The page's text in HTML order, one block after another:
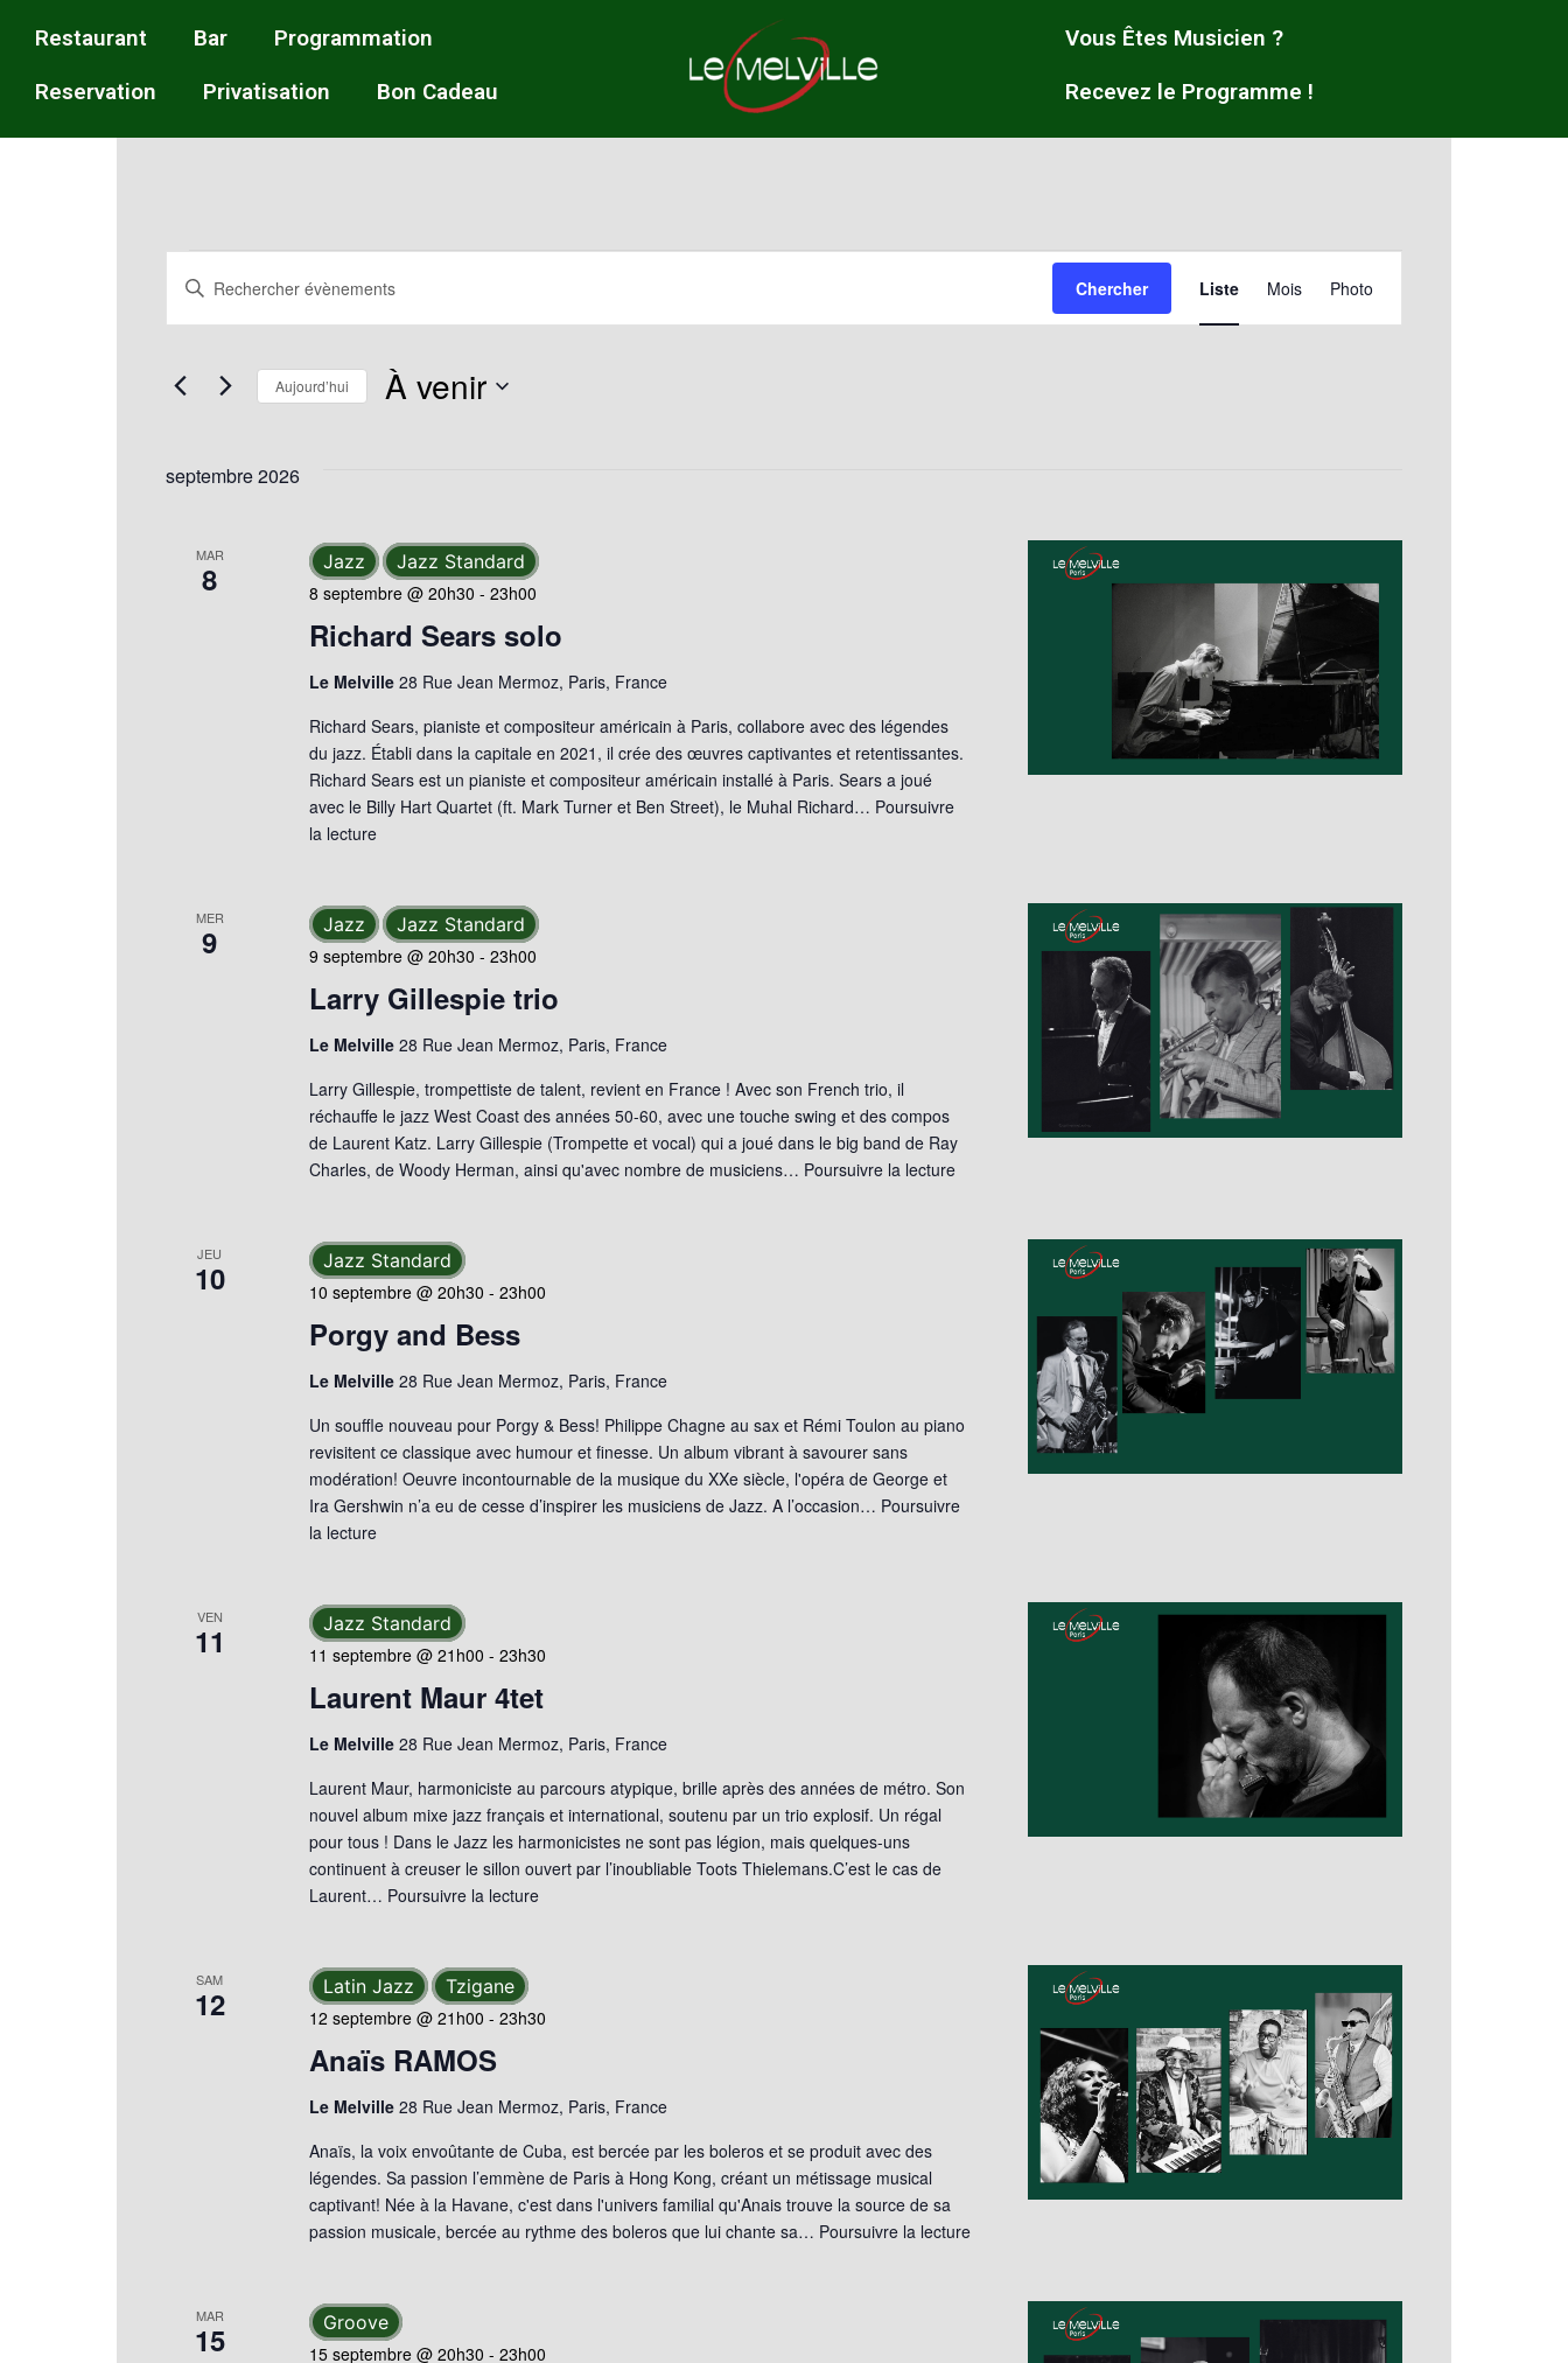
Restaurant Bar
Programmation
Reservation
Privatisation Bon Cadeau
Vous Êtes Musicien ?
Recevez le Programme !
Recherche
et
de
vues
Évènements
Saisir
Rechercher
mot-
Chercher
Navigation
de
Liste Mois Photo
Aujourd’hui À venir
septembre 2026
MAR
8
Richard Sears solo
8 septembre @ 20h30 -23h00
Jazz Jazz Standard
Le Melville28 Rue Jean Mermoz, Paris, France
Richard Sears, pianiste et compositeur américain à Paris, collabore avec des légendes
du jazz. Établi dans la capitale en 2021, il crée des œuvres captivantes et retentissantes.
Richard Sears est un pianiste et compositeur américain installé à Paris. Sears a joué
avec le Billy Hart Quartet (ft. Mark Turner et Ben Street), le Muhal Richard… Poursuivre
la lecture
MER
9
Larry Gillespie trio
9 septembre @ 20h30 -23h00
Jazz Jazz Standard
Le Melville28 Rue Jean Mermoz, Paris, France
Larry Gillespie, trompettiste de talent, revient en France ! Avec son French trio, il
réchauffe le jazz West Coast des années 50-60, avec une touche swing et des compos
de Laurent Katz. Larry Gillespie (Trompette et vocal) qui a joué dans le big band de Ray
Charles, de Woody Herman, ainsi qu'avec nombre de musiciens… Poursuivre la lecture
JEU
10
Porgy and Bess
10 septembre @ 20h30 -23h00
Jazz Standard
Le Melville28 Rue Jean Mermoz, Paris, France
Un souffle nouveau pour Porgy & Bess! Philippe Chagne au sax et Rémi Toulon au piano
revisitent ce classique avec humour et finesse. Un album vibrant à savourer sans
modération! Oeuvre incontournable de la musique du XXe siècle, l'opéra de George et
Ira Gershwin n’a eu de cesse d’inspirer les musiciens de Jazz. A l’occasion… Poursuivre
la lecture
VEN
11
Laurent Maur 4tet
11 septembre @ 21h00 -23h30
Jazz Standard
Le Melville28 Rue Jean Mermoz, Paris, France
Laurent Maur, harmoniciste au parcours atypique, brille après des années de métro. Son
nouvel album mixe jazz français et international, soutenu par un trio explosif. Un régal
pour tous ! Dans le Jazz les harmonicistes ne sont pas légion, mais quelques-uns
continuent à creuser le sillon ouvert par l’inoubliable Toots Thielemans.C’est le cas de
Laurent… Poursuivre la lecture
SAM
12
Anaïs RAMOS
12 septembre @ 21h00 -23h30
Latin Jazz Tzigane
Le Melville28 Rue Jean Mermoz, Paris, France
Anaïs, la voix envoûtante de Cuba, est bercée par les boleros et se produit avec des
légendes. Sa passion l’emmène de Paris à Hong Kong, créant un métissage musical
captivant! Née à la Havane, c'est dans l'univers familial qu'Anais trouve la source de sa
passion musicale, bercée au rythme des boleros que lui chante sa… Poursuivre la lecture
MAR
15
15 septembre @ 20h30 -23h00
Groove